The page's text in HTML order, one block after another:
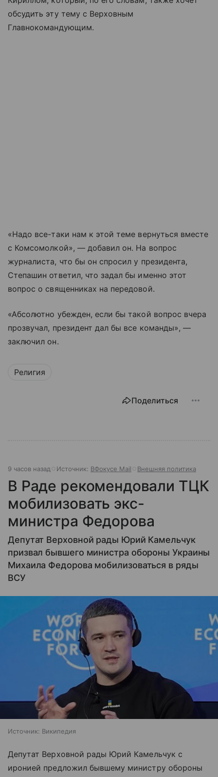
обсудить эту тему с Верховным
Главнокомандующим.
«Надо все-таки нам к этой теме вернуться вместе
с Комсомолкой», — добавил он. На вопрос
журналиста, что бы он спросил у президента,
Степашин ответил, что задал бы именно этот
вопрос о священниках на передовой.
«Абсолютно убежден, если бы такой вопрос вчера
прозвучал, президент дал бы все команды», —
заключил он.
Религия
Поделиться
9 часов назад Источник: ВФокусе Mail Внешняя политика
В Раде рекомендовали ТЦК
мобилизовать экс-
министра Федорова
Депутат Верховной рады Юрий Камельчук
призвал бывшего министра обороны Украины
Михаила Федорова мобилизоваться в ряды
ВСУ
Источник: Википедия
Депутат Верховной рады Юрий Камельчук с
иронией предложил бывшему министру обороны